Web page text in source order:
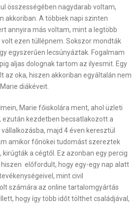
összességében nagydarab voltam,
akkoriban. A többiek napi szinten
annyira más voltam, mint a legtöbb
ezen túllépnem. Sokszor mondták
egyszerűen lecsúnyáztak. Fogalmam
aljas dolognak tartom az ilyesmit. Egy
az oka, hiszen akkoriban egyáltalán nem
diákéveit.
Marie főiskolára ment, ahol üzleti
kezdetben becsatlakozott a
majd 4 éven keresztül
amikor főnökei tudomást szereztek
a cégtől. Ez azonban egy percig
előfordult, hogy egy-egy nap alatt
mint civil
számára az online tartalomgyártás
hogy így több időt tölthet családjával,